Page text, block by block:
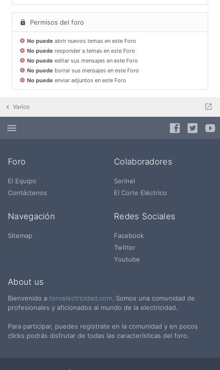
Permisos del foro
No puede abrir nuevos temas en este Foro
No puede responder a temas en este Foro
No puede editar sus mensajes en este Foro
No puede borrar sus mensajes en este Foro
No puede enviar adjuntos en este Foro
Varios
Foro
El Equipo
Contáctenos
Colaboradores
Serinel
El Corte Eléctrico
Navegación
Sitemap
Redes Sociales
Facebook
Twitter
Youtube
About us
Bienvenido a foroelectricidad.com. Somos una comunidad de
profesionales y aficionados al mundo de la electricidad.
Para participar, puedes registrate en la comunidad y en pocos
clicks podrás disfrutar de todas las características del foro.